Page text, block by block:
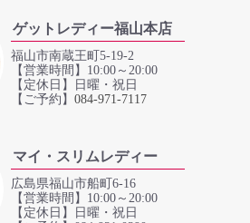
ゲットレディー福山本店
福山市南蔵王町5-19-2
【営業時間】10:00～20:00
【定休日】日曜・祝日
【ご予約】 084‐971‐7117
マイ・スリムレディー
広島県福山市船町6-16
【営業時間】10:00～20:00
【定休日】日曜・祝日